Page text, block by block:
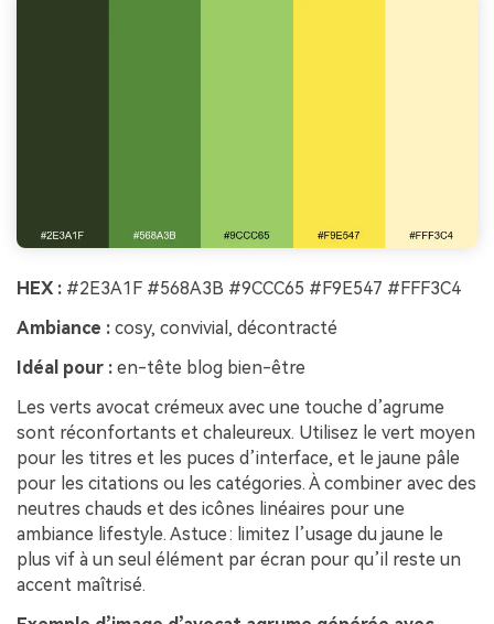
HEX : #2E3A1F #568A3B #9CCC65 #F9E547 #FFF3C4
Ambiance : cosy, convivial, décontracté
Idéal pour : en-tête blog bien-être
Les verts avocat crémeux avec une touche d’agrume
sont réconfortants et chaleureux. Utilisez le vert moyen
pour les titres et les puces d’interface, et le jaune pâle
pour les citations ou les catégories. À combiner avec des
neutres chauds et des icônes linéaires pour une
ambiance lifestyle. Astuce : limitez l’usage du jaune le
plus vif à un seul élément par écran pour qu’il reste un
accent maîtrisé.